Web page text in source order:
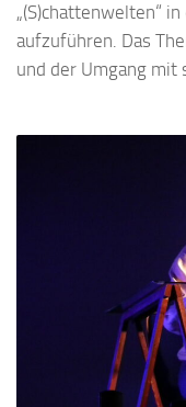
„(S)chattenwelten“
aufzuführen. Das
und der Umgang mit